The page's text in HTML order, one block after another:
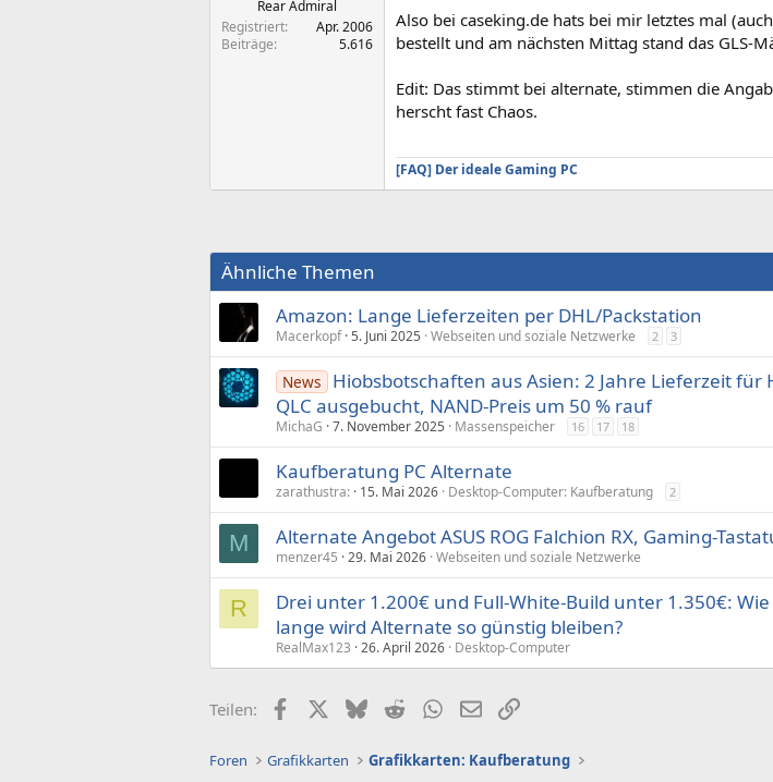
Rear Admiral
Registriert
Apr. 2006
Beiträge
5.616
Also bei caseking.de hats bei mir letztes mal
bestellt und am nächsten Mittag stand das GLS-
Edit: Das stimmt bei alternate, stimmen die
herscht fast Chaos.
[FAQ] Der ideale Gaming PC
Ähnliche Themen
Amazon: Lange Lieferzeiten per DHL/Packstation
Macerkopf 5. Juni 2025 Webseiten und soziale Netzwerke 2 3
News
Hiobsbotschaften aus Asien: 2 Jahre Lieferzeit für
QLC ausgebucht, NAND-Preis um 50 % rauf
MichaG 7. November 2025 Massenspeicher 16 17 18
Kaufberatung PC Alternate
zarathustra: 15. Mai 2026 Desktop-Computer: Kaufberatung 2
M Alternate Angebot ASUS ROG Falchion RX, Gaming-
menzer45 29. Mai 2026 Webseiten und soziale Netzwerke
R
Drei unter 1.200€ und Full-White-Build unter 1.350€: Wie
lange wird Alternate so günstig bleiben?
RealMax123 26. April 2026 Desktop-Computer
Teilen: FacebookX (Twitter)
BlueskyRedditWhatsApp
E-MailLink
Foren Grafikkarten Grafikkarten: Kaufberatung